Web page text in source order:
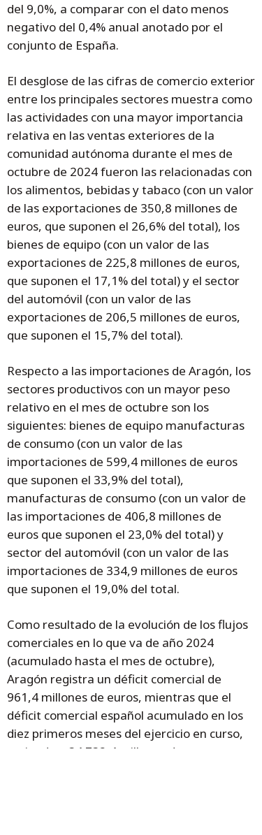
del 9,0%, a comparar con el dato menos
negativo del 0,4% anual anotado por el
conjunto de España.
El desglose de las cifras de comercio exterior
entre los principales sectores muestra como
las actividades con una mayor importancia
relativa en las ventas exteriores de la
comunidad autónoma durante el mes de
octubre de 2024 fueron las relacionadas con
los alimentos, bebidas y tabaco (con un valor
de las exportaciones de 350,8 millones de
euros, que suponen el 26,6% del total), los
bienes de equipo (con un valor de las
exportaciones de 225,8 millones de euros,
que suponen el 17,1% del total) y el sector
del automóvil (con un valor de las
exportaciones de 206,5 millones de euros,
que suponen el 15,7% del total).
Respecto a las importaciones de Aragón, los
sectores productivos con un mayor peso
relativo en el mes de octubre son los
siguientes: bienes de equipo manufacturas
de consumo (con un valor de las
importaciones de 599,4 millones de euros
que suponen el 33,9% del total),
manufacturas de consumo (con un valor de
las importaciones de 406,8 millones de
euros que suponen el 23,0% del total) y
sector del automóvil (con un valor de las
importaciones de 334,9 millones de euros
que suponen el 19,0% del total.
Como resultado de la evolución de los flujos
comerciales en lo que va de año 2024
(acumulado hasta el mes de octubre),
Aragón registra un déficit comercial de
961,4 millones de euros, mientras que el
déficit comercial español acumulado en los
diez primeros meses del ejercicio en curso,
asciende a 34.732,4 millones de euros.